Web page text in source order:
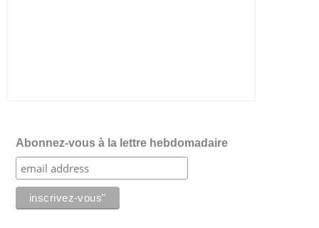
Abonnez-vous à la lettre hebdomadaire